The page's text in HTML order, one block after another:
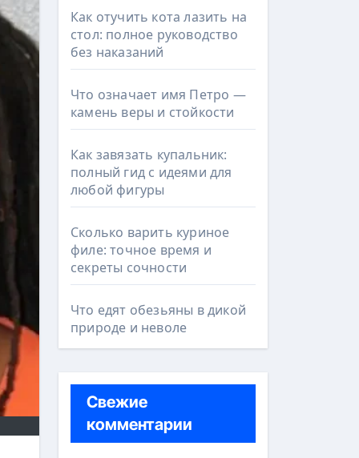
Как отучить кота лазить на
стол: полное руководство
без наказаний
Что означает имя Петро —
камень веры и стойкости
Как завязать купальник:
полный гид с идеями для
любой фигуры
Сколько варить куриное
филе: точное время и
секреты сочности
Что едят обезьяны в дикой
природе и неволе
Свежие
комментарии